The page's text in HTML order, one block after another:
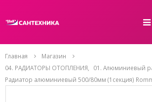
Главная
Магазин
04. РАДИАТОРЫ ОТОПЛЕНИЯ
01. Алюминиевый
Радиатор алюминиевый 500/80мм (1секция)